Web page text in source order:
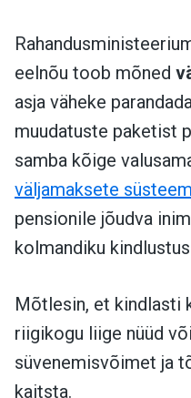
eelnõu toob mõned
asja väheke
muudatuste paketist
samba kõige
väljamaksete süsteem
pensionile jõudva
kolmandiku
Mõtlesin, et kindlasti
riigikogu liige nüüd
süvenemisvõimet ja
kaitsta.